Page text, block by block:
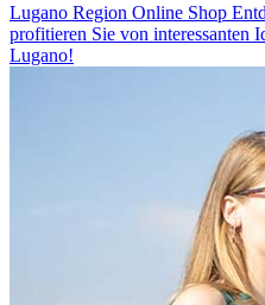
Lugano Region Online Shop
profitieren Sie von interessanten
Lugano!